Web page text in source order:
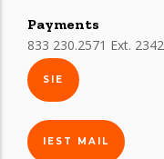
Payments
833 230.2571 Ext. 2342
SIE
IEST MAIL